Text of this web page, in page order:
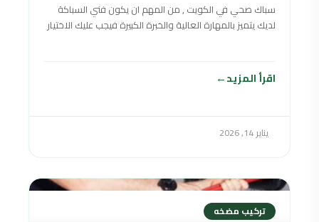
سباك صحي في الكويت , من المهم ان يكون فني السباكة
لديك يتميز بالمهارة العالية والخبرة الكبيرة فيجب عليك الاختيار
اقرأ المزيد
يناير 14, 2026
تركيب مضخه